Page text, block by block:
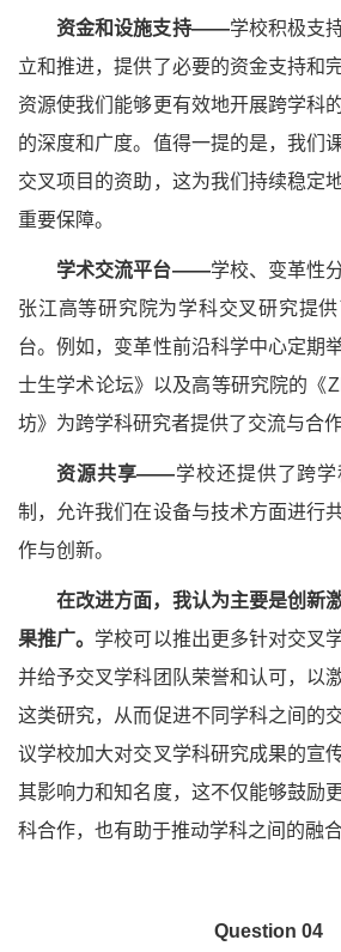
资金和设施支持——学校积极支
立和推进，提供了必要的资金支持和
资源使我们能够更有效地开展跨学科
的深度和广度。值得一提的是，我们
交叉项目的资助，这为我们持续稳定
重要保障。
学术交流平台——学校、变革性
张江高等研究院为学科交叉研究提
台。例如，变革性前沿科学中心定期
士生学术论坛》以及高等研究院的《
坊》为跨学科研究者提供了交流与合作
资源共享——学校还提供了跨
制，允许我们在设备与技术方面进行
作与创新。
在改进方面，我认为主要是创新
果推广。 学校可以推出更多针对交叉
并给予交叉学科团队荣誉和认可，以
这类研究，从而促进不同学科之间的
议学校加大对交叉学科研究成果的宣
其影响力和知名度，这不仅能够鼓励
科合作，也有助于推动学科之间的融合
Question 04